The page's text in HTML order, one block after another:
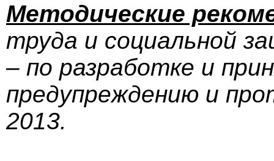
Методические
труда и социальной
– по разработке и
предупреждению и
2013.